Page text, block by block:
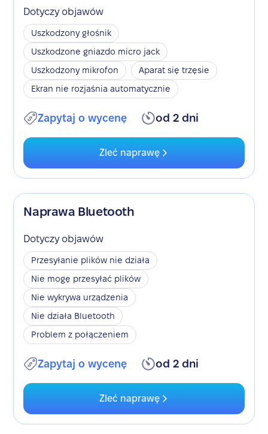
Dotyczy objawów
Uszkodzony głośnik
Uszkodzone gniazdo micro jack
Uszkodzony mikrofon
Aparat się trzęsie
Ekran nie rozjaśnia automatycznie
Zapytaj o wycenę od 2 dni
Zleć naprawę
Naprawa Bluetooth
Dotyczy objawów
Przesyłanie plików nie działa
Nie mogę przesyłać plików
Nie wykrywa urządzenia
Nie działa Bluetooth
Problem z połączeniem
Zapytaj o wycenę od 2 dni
Zleć naprawę